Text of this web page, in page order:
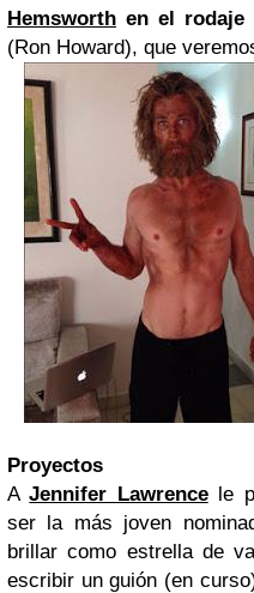
Hemsworth en el rodaje
(Ron Howard), que
Proyectos
AJennifer Lawrence le
ser la más joven
brillar como estrella de
escribir un guión (en